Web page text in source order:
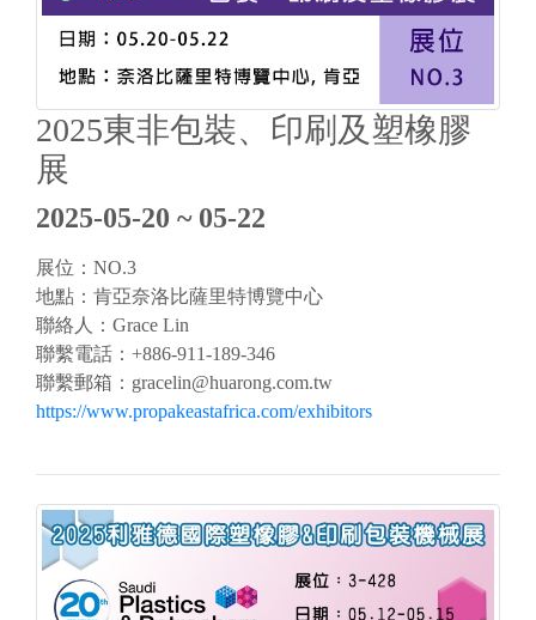
2025東非包裝、印刷及塑橡膠
展
2025-05-20 ~ 05-22
展位：NO.3
地點：肯亞奈洛比薩里特博覽中心
聯絡人：Grace Lin
聯繫電話：+886-911-189-346
聯繫郵箱： gracelin@huarong.com.tw
https://www.propakeastafrica.com/exhibitors